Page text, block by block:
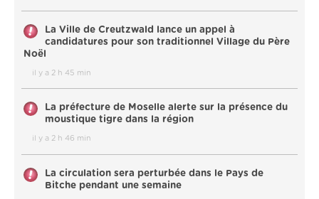
La Ville de Creutzwald lance un appel à
candidatures pour son traditionnel Village du Père
Noël
il y a 2 h 45 min
La préfecture de Moselle alerte sur la présence du
moustique tigre dans la région
il y a 2 h 46 min
La circulation sera perturbée dans le Pays de
Bitche pendant une semaine